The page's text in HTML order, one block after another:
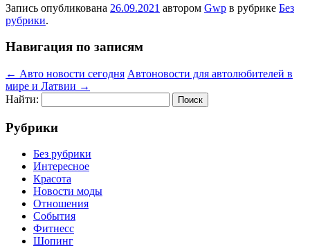
Запись опубликована 26.09.2021 автором Gwp в рубрике Без
рубрики.
Навигация по записям
← Авто новости сегодня Автоновости для автолюбителей в
мире и Латвии →
Найти:
Рубрики
Без рубрики
Интересное
Красота
Новости моды
Отношения
События
Фитнесс
Шопинг